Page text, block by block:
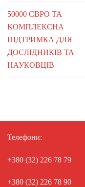
50000 ЄВРО ТА
КОМПЛЕКСНА
ПІДТРИМКА ДЛЯ
ДОСЛІДНИКІВ ТА
НАУКОВЦІВ
Телефони:
+380 (32) 226 78 79
+380 (32) 226 78 90